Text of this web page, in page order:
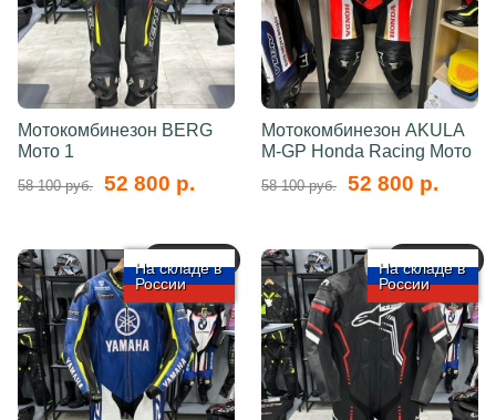
Мотокомбинезон BERG
Мото 1
58 100 руб. 52 800 р.
Мотокомбинезон AKULA
M-GP Honda Racing Мото
58 100 руб. 52 800 р.
На складе в
России
На складе в
России